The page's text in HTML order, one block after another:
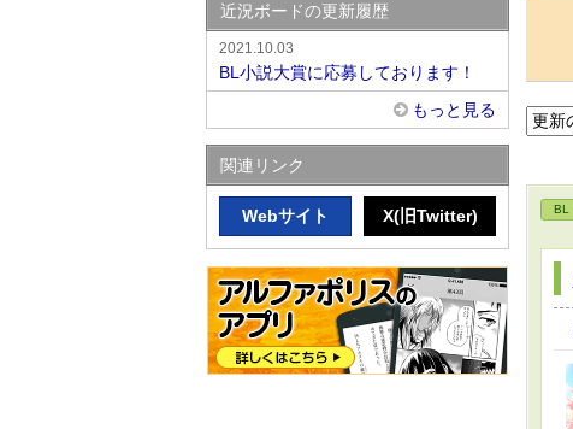
BL
近況ボードの更新履歴
2021.10.03
BL小説大賞に応募しております！
もっと見る
関連リンク
Webサイト X(旧Twitter)